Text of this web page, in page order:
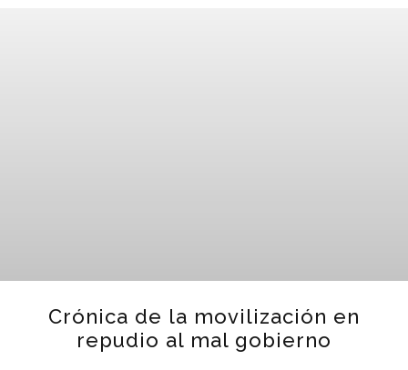
Crónica de la movilización en
repudio al mal gobierno